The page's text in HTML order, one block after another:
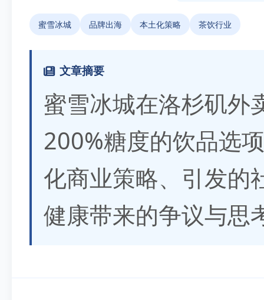
蜜雪冰城 品牌出海 本土化策略 茶饮行业
文章摘要
蜜雪冰城在洛杉矶外
200%糖度的饮品选
化商业策略、引发的
健康带来的争议与思